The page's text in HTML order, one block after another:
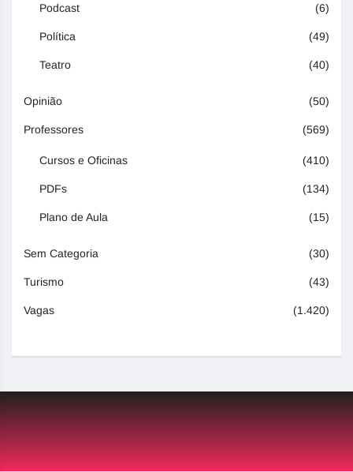
Podcast (6)
Política (49)
Teatro (40)
Opinião (50)
Professores (569)
Cursos e Oficinas (410)
PDFs (134)
Plano de Aula (15)
Sem Categoria (30)
Turismo (43)
Vagas (1.420)